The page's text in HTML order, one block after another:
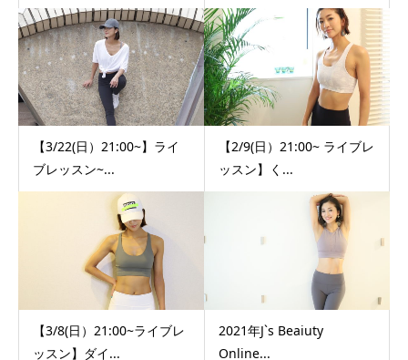
【3/22(日）21:00~】ライ
ブレッスン~...
【2/9(日）21:00~ ライブレ
ッスン】く...
【3/8(日）21:00~ライブレ
ッスン】ダイ...
2021年J`s Beaiuty
Online...